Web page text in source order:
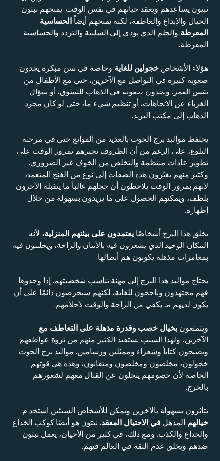
نبتون يساعدهم ويعقد حياتهم في نفس الوقت. يمنحهم نبتون
الخيال والإبداع والعاطفة، لكنه يمنحهم أيضاًالحساسية
المفرطة والحلم الذي يؤدي إلى السلبية والتردد والحساسية
المفرطة.
هؤلاء الأشخاص خجولين للغاية وخاصة في سن مبكرة يجدون
صعوبة كبيرة في التواصل مع الآخرين، حتى مع الأطفال من
نفس العمر. ويجدون صعوبة في الذهاب للتسوق، أو سؤال
الغرباء عن الاتجاهات، أو تنظيم شيء ما، حتى لو كان مجرد
الذهاب إلى مكتب البريد.
يحتفظ مواليد برج الحوت بالعديد من الموانع حتى في مرحلة
البلوغ، على الرغم من أن الظروف تجبرهم بمرور الوقت على
تطوير عادات منتظمة والتخلص من الخوف غير الضروري.
وكثير منهم يغيّرون هذه الصفات إلى نوع من الغنج المتعمد،
لأنهم بمرور الوقت يلاحظون أن خجلهم غالباً ما يتقبله الآخرون
بلطف، ويمكنهم الحصول على ما يريدون بسهولة من خلال
إظهاره.
يخلق هذا البرج أشخاصًا يعتمدون على بيئتهم المنزلية، لأنه
المكان الوحيد الذي يشعرون فيه بالأمان والراحة، ويحلمون فيه
بمغامرات مذهلة يكونون هم أبطالها.
يحتاج مواليد هذا البرج إلى مهنة تناسب شخصيتهم. إذا وجدوها
فهم مجتهدون وناجحون للغاية، لكنهم سيحرصون دائمًا على أن
يكون لديهم ما يكفي من الراحة والوقت لأحلامهم.
ويتمتعون بخيال خصب وقدرة مذهلة على التعاطف مع
الآخرين، ولهذا السبب يستفيد الكثير منهم من ثروة عواطفهم
ويصبحون كتاباً وشعراء وممثلين ورسامين. مواليد برج الحوت
خجولون، مخلصون ومخلصون ومتفانون، وهذه هي قوتهم
الخاصة لأن خصومهم يتخلون عن القتال معهم لشعورهم
بالحرج.
يتأثرون بسهولة بالآخرين ويمكن للأشخاص السيئين استخدام
خيالهم المذهل في الاحتيال المعقد. نبتون هو أيضًا كوكب الخداع
والخداع والكذب. ومع ذلك، في كثير من الأحيان، يعمل نبتون
ضدهم ويخلق عدم الثقة في العالم فيهم.